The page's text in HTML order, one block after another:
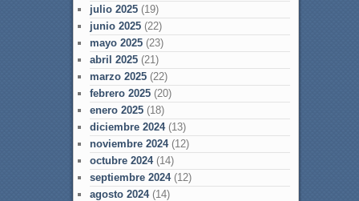
julio 2025(19)
junio 2025(22)
mayo 2025(23)
abril 2025(21)
marzo 2025(22)
febrero 2025(20)
enero 2025(18)
diciembre 2024(13)
noviembre 2024(12)
octubre 2024(14)
septiembre 2024(12)
agosto 2024(14)